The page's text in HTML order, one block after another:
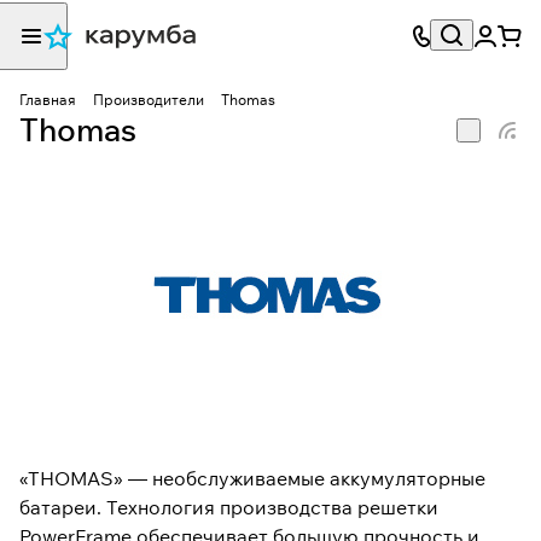
Главная Производители Thomas
Thomas
«THOMAS» — необслуживаемые аккумуляторные
батареи. Технология производства решетки
PowerFrame обеспечивает большую прочность и